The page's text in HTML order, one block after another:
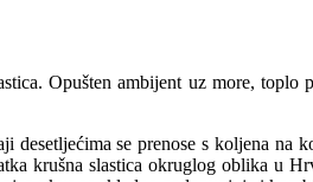
Opušten ambijent uz more,
se prenose s koljena
krušna slastica okruglog oblika u